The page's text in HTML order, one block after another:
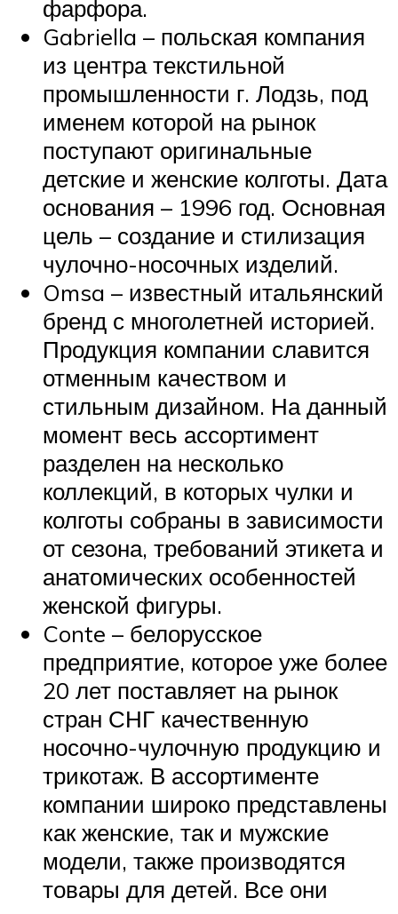
фарфора.
Gabriella – польская компания
из центра текстильной
промышленности г. Лодзь, под
именем которой на рынок
поступают оригинальные
детские и женские колготы. Дата
основания – 1996 год. Основная
цель – создание и стилизация
чулочно-носочных изделий.
Omsa – известный итальянский
бренд с многолетней историей.
Продукция компании славится
отменным качеством и
стильным дизайном. На данный
момент весь ассортимент
разделен на несколько
коллекций, в которых чулки и
колготы собраны в зависимости
от сезона, требований этикета и
анатомических особенностей
женской фигуры.
Conte – белорусское
предприятие, которое уже более
20 лет поставляет на рынок
стран СНГ качественную
носочно-чулочную продукцию и
трикотаж. В ассортименте
компании широко представлены
как женские, так и мужские
модели, также производятся
товары для детей. Все они